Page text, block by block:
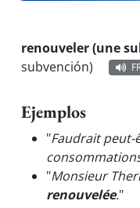
renouveler (une
subvención)
Ejemplos
"Faudrait peut-
"Monsieur
renouvelée."